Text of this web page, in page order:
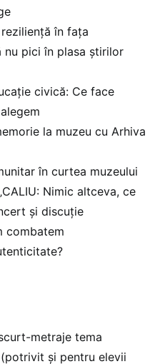
în fața
nu pici în plasa știrilor
civică: Ce face
la muzeu cu Arhiva
în curtea muzeului
Nimic altceva, ce
și discuție
combatem
metraje tema
și pentru elevii